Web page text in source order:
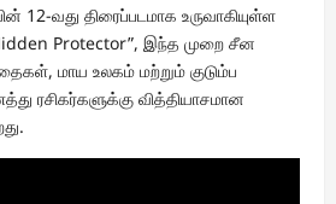
12-வது திரைப்படமாக உருவாகியுள்ள
Protector”, இந்த முறை சீன
மாய உலகம் மற்றும் குடும்ப
ரசிகர்களுக்கு வித்தியாசமான